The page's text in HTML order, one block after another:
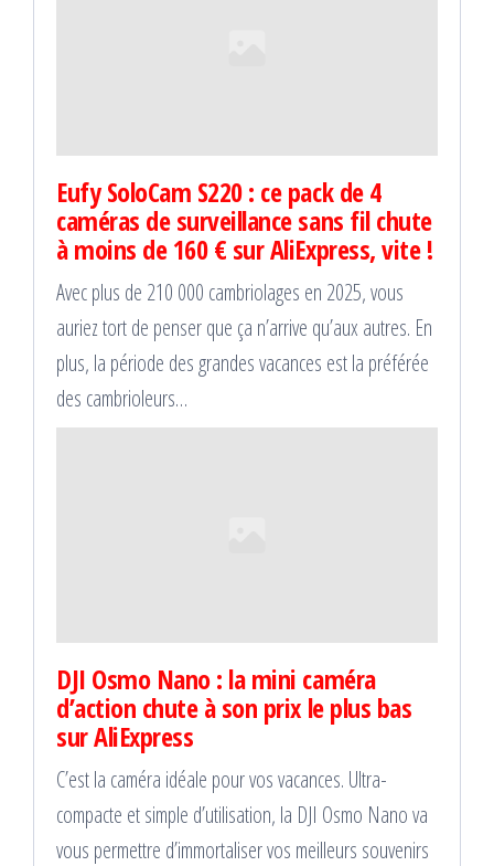
Eufy SoloCam S220 : ce pack de 4
caméras de surveillance sans fil chute
à moins de 160 € sur AliExpress, vite !
Avec plus de 210 000 cambriolages en 2025, vous
auriez tort de penser que ça n’arrive qu’aux autres. En
plus, la période des grandes vacances est la préférée
des cambrioleurs…
DJI Osmo Nano : la mini caméra
d’action chute à son prix le plus bas
sur AliExpress
C’est la caméra idéale pour vos vacances. Ultra-
compacte et simple d’utilisation, la DJI Osmo Nano va
vous permettre d’immortaliser vos meilleurs souvenirs